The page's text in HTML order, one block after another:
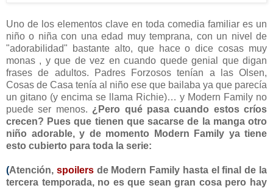
Uno de los elementos clave en toda comedia familiar es un
niño o niña con una edad muy temprana, con un nivel de
"adorabilidad" bastante alto, que hace o dice cosas muy
monas , y que de vez en cuando quede genial que digan
frases de adultos. Padres Forzosos tenían a las Olsen,
Cosas de Casa tenía al niño ese que bailaba ya que parecía
un gitano (y encima se llama Richie)… y Modern Family no
puede ser menos. ¿Pero qué pasa cuando estos críos
crecen? Pues que tienen que sacarse de la manga otro
niño adorable, y de momento Modern Family ya tiene
esto cubierto para toda la serie:
(Atención, spoilers de Modern Family hasta el final de la
tercera temporada, no es que sean gran cosa pero hay